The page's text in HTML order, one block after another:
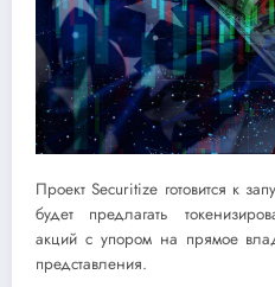
Проект Securitize готовится к
будет предлагать
акций с упором на прямое
представления.